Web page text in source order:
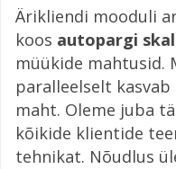
Ärikliendi mooduli
koos autopargi
müükide mahtusid.
paralleelselt
maht. Oleme juba
kõikide klientide
tehnikat. Nõudlus